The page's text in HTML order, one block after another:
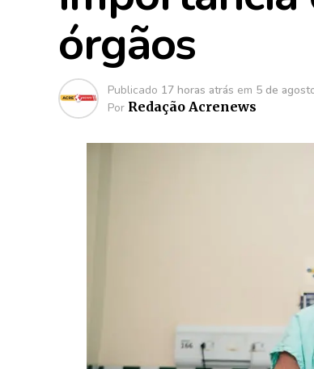
órgãos
Publicado 17 horas atrás em 5 de
Por Redação Acrenews